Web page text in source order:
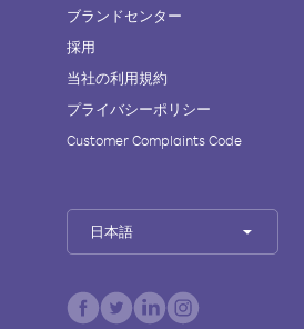
ブランドセンター
採用
当社の利用規約
プライバシーポリシー
Customer Complaints Code
日本語